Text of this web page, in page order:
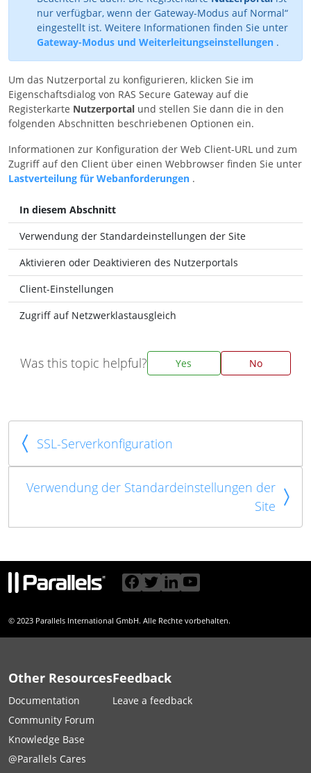
nur verfügbar, wenn der Gateway-Modus auf Normal“
eingestellt ist. Weitere Informationen finden Sie unter
Gateway-Modus und Weiterleitungseinstellungen .
Um das Nutzerportal zu konfigurieren, klicken Sie im
Eigenschaftsdialog von RAS Secure Gateway auf die
Registerkarte Nutzerportal und stellen Sie dann die in den
folgenden Abschnitten beschriebenen Optionen ein.
Informationen zur Konfiguration der Web Client-URL und zum
Zugriff auf den Client über einen Webbrowser finden Sie unter
Lastverteilung für Webanforderungen .
In diesem Abschnitt
Verwendung der Standardeinstellungen der Site
Aktivieren oder Deaktivieren des Nutzerportals
Client-Einstellungen
Zugriff auf Netzwerklastausgleich
Was this topic helpful? Yes No
SSL-Serverkonfiguration
Verwendung der Standardeinstellungen der
Site
© 2023 Parallels International GmbH. Alle Rechte vorbehalten.
Other Resources
Documentation
Community Forum
Knowledge Base
@Parallels Cares
Feedback
Leave a feedback